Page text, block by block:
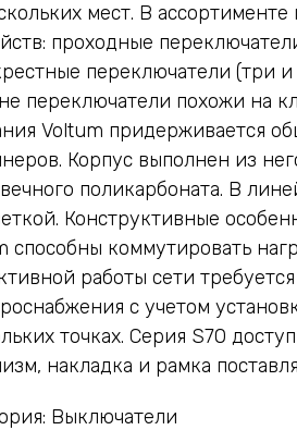
мест. В
проходные
переключатели (три и
переключатели похожи на
Voltum придерживается
Корпус выполнен из
поликарбоната. В
Конструктивные
способны коммутировать
работы сети
с учетом
точках. Серия S70
накладка и рамка
Выключатели